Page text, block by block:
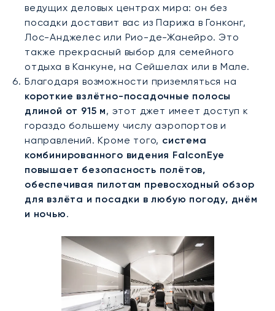
ведущих деловых центрах мира: он без
посадки доставит вас из Парижа в Гонконг,
Лос-Анджелес или Рио-де-Жанейро. Это
также прекрасный выбор для семейного
отдыха в Канкуне, на Сейшелах или в Мале.
Благодаря возможности приземляться на
короткие взлётно-посадочные полосы
длиной от 915 м, этот джет имеет доступ к
гораздо большему числу аэропортов и
направлений. Кроме того, система
комбинированного видения FalconEye
повышает безопасность полётов,
обеспечивая пилотам превосходный обзор
для взлёта и посадки в любую погоду, днём
и ночью.